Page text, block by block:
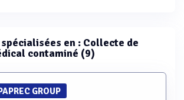
en : Collecte de
contaminé (9)
GROUP